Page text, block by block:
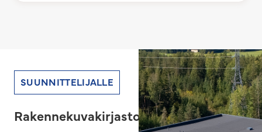
SUUNNITTELIJALLE
Rakennekuvakirjasto